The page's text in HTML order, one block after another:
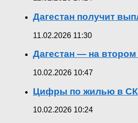
Дагестан получит
11.02.2026 11:30
Дагестан — на
10.02.2026 10:47
Цифры по жилью в
10.02.2026 10:24